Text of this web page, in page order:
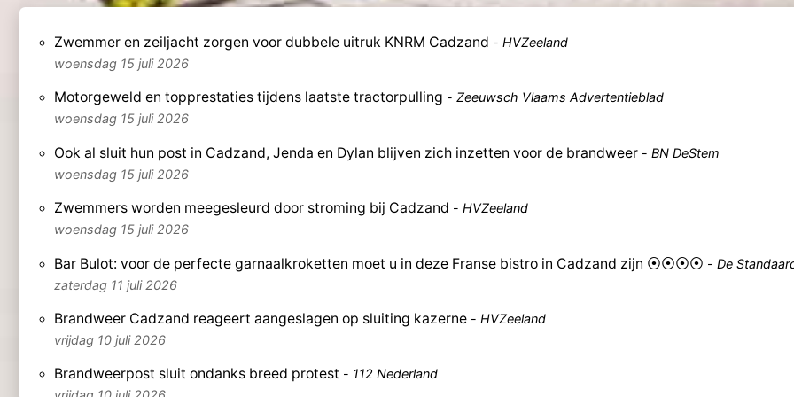
Zwemmer en zeiljacht zorgen voor dubbele uitruk KNRM Cadzand - HVZeeland
woensdag 15 juli 2026
Motorgeweld en topprestaties tijdens laatste tractorpulling - Zeeuwsch Vlaams Advertentieblad
woensdag 15 juli 2026
Ook al sluit hun post in Cadzand, Jenda en Dylan blijven zich inzetten voor de brandweer- BN DeStem
woensdag 15 juli 2026
Zwemmers worden meegesleurd door stroming bij Cadzand - HVZeeland
woensdag 15 juli 2026
Bar Bulot: voor de perfecte garnaalkroketten moet u in deze Franse bistro in Cadzand zijn ⦿⦿⦿⦿ - De
zaterdag 11 juli 2026
Brandweer Cadzand reageert aangeslagen op sluiting kazerne- HVZeeland
vrijdag 10 juli 2026
Brandweerpost sluit ondanks breed protest - 112 Nederland